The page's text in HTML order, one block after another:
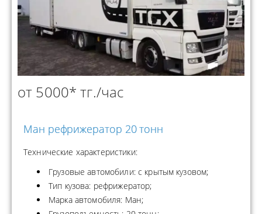
от 5000* тг./час
Ман рефрижератор 20 тонн
Технические характеристики:
Грузовые автомобили: с крытым кузовом;
Тип кузова: рефрижератор;
Марка автомобиля: Ман;